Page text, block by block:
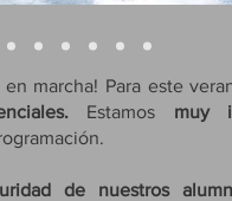
marcha! Para este
Estamos muy
de nuestros